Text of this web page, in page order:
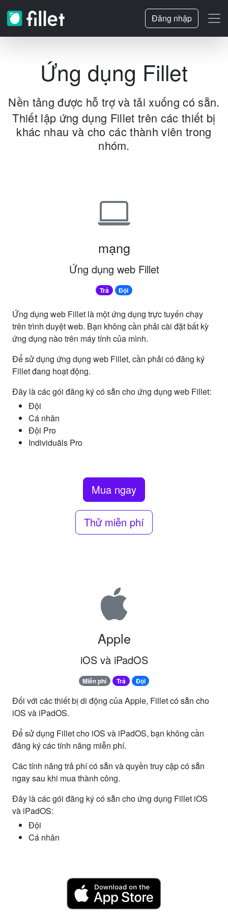
Đăng nhập
Ứng dụng Fillet
Nền tảng được hỗ trợ và tải xuống có sẵn.
Thiết lập ứng dụng Fillet trên các thiết bị
khác nhau và cho các thành viên trong
nhóm.
mạng
Ứng dụng web Fillet
Trả Đội
Ứng dụng web Fillet là một ứng dụng trực tuyến chạy
trên trình duyệt web. Bạn không cần phải cài đặt bất kỳ
ứng dụng nào trên máy tính của mình.
Để sử dụng ứng dụng web Fillet, cần phải có đăng ký
Fillet đang hoạt động.
Đây là các gói đăng ký có sẵn cho ứng dụng web Fillet:
Đội
Cá nhân
Đội Pro
Individuāls Pro
Mua ngay
Thử miễn phí
Apple
iOS và iPadOS
Miễn phí Trả Đội
Đối với các thiết bị di động của Apple, Fillet có sẵn cho
iOS và iPadOS.
Để sử dụng Fillet cho iOS và iPadOS, bạn không cần
đăng ký các tính năng miễn phí.
Các tính năng trả phí có sẵn và quyền truy cập có sẵn
ngay sau khi mua thành công.
Đây là các gói đăng ký có sẵn cho ứng dụng Fillet iOS
và iPadOS:
Đội
Cá nhân